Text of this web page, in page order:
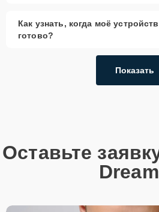
Как узнать, когда моё
готово?
Показать
Оставьте